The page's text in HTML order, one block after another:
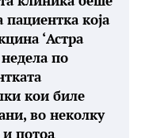
која
‘Астра
по
кои биле
во неколку
и потоа